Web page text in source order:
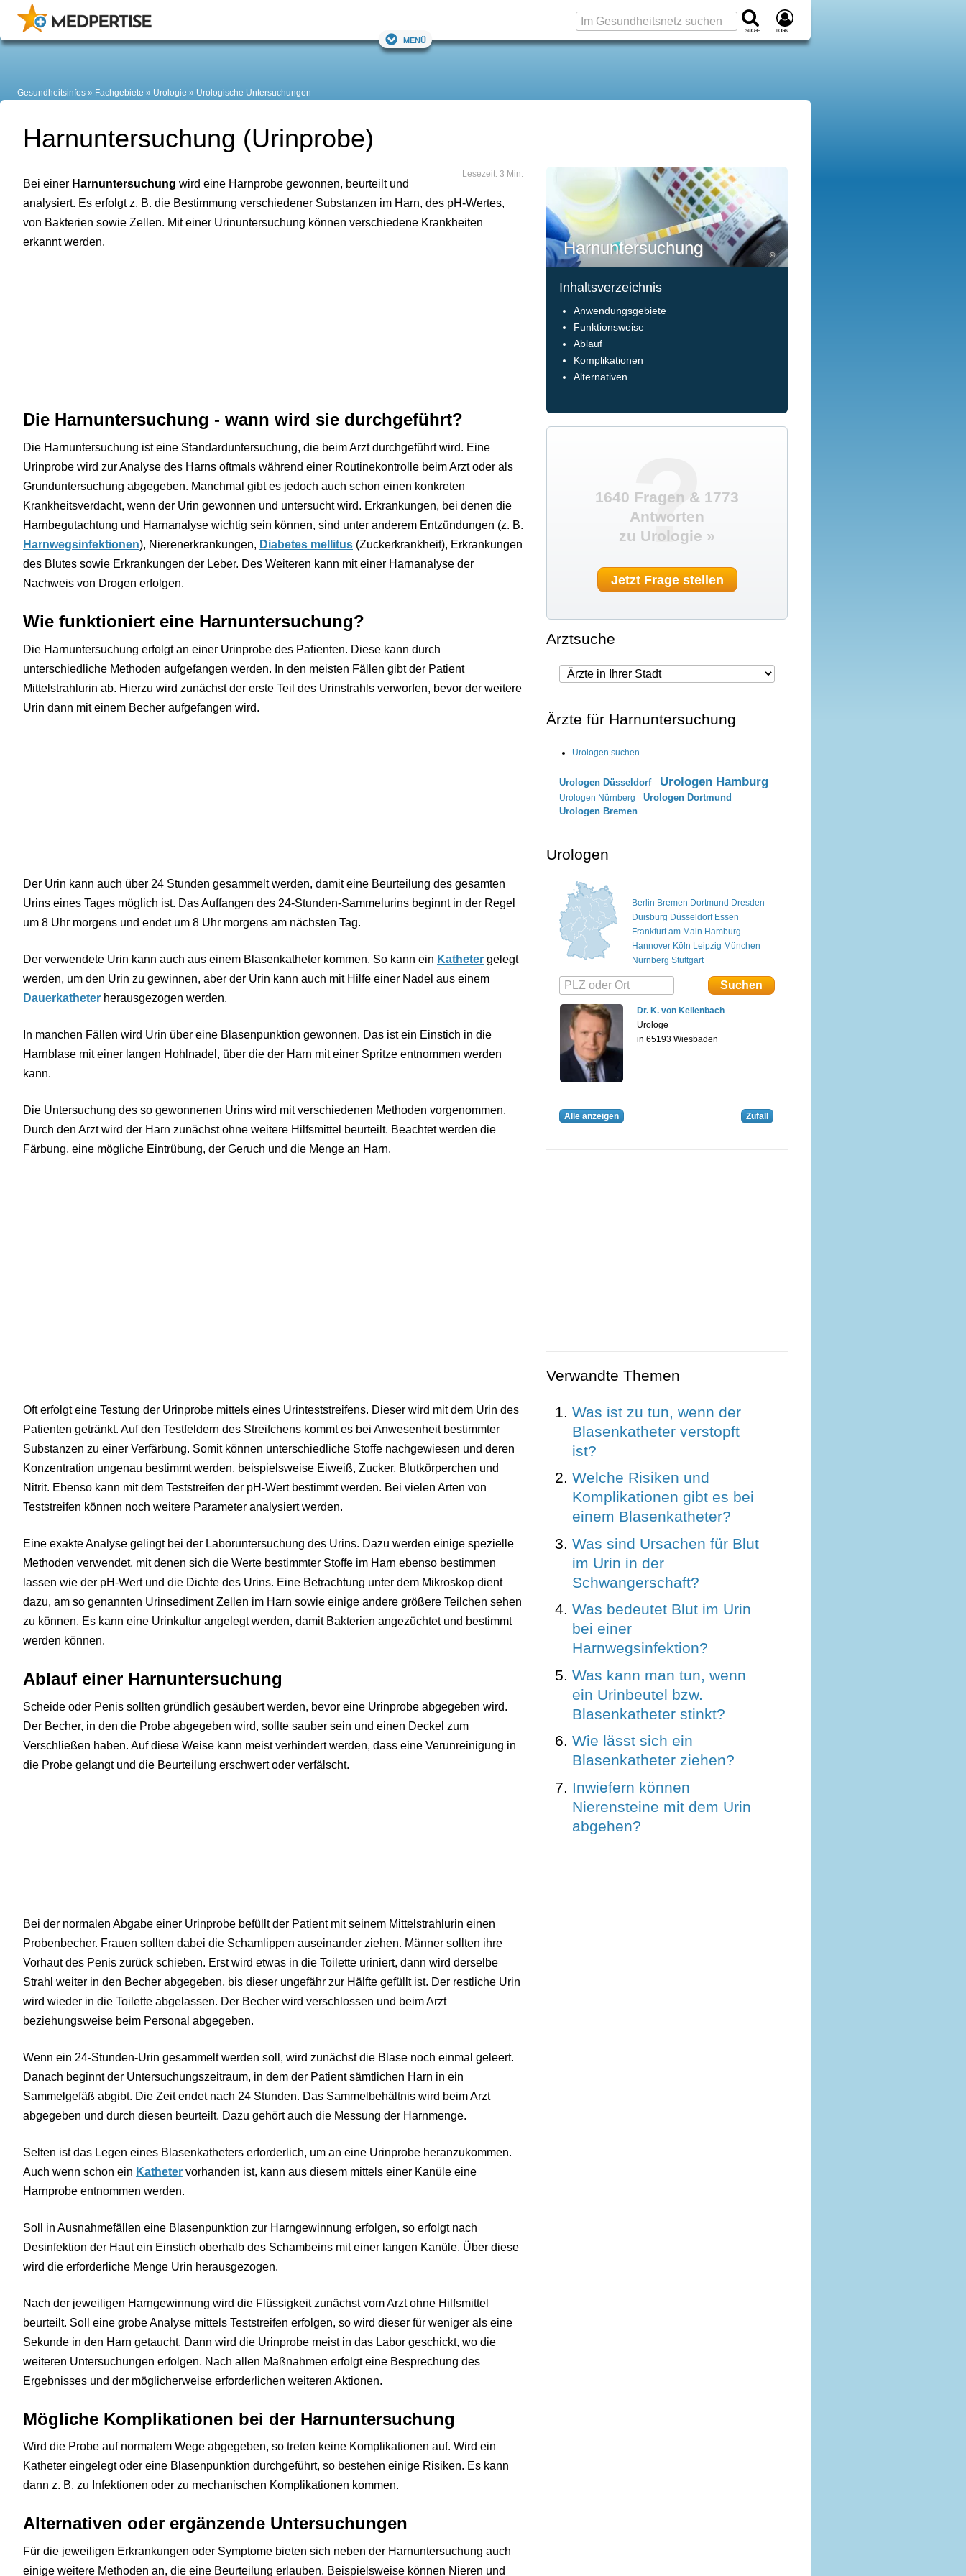
Suche Login
Menü
Gesundheitsinfos Fachgebiete Urologie Urologische Untersuchungen
Harnuntersuchung (Urinprobe)
Lesezeit: 3 Min.
Bei einer Harnuntersuchung wird eine Harnprobe gewonnen, beurteilt und
analysiert. Es erfolgt z. B. die Bestimmung verschiedener Substanzen im Harn, des pH-Wertes,
von Bakterien sowie Zellen. Mit einer Urinuntersuchung können verschiedene Krankheiten
erkannt werden.
Die Harnuntersuchung - wann wird sie durchgeführt?
Die Harnuntersuchung ist eine Standarduntersuchung, die beim Arzt durchgeführt wird. Eine
Urinprobe wird zur Analyse des Harns oftmals während einer Routinekontrolle beim Arzt oder als
Grunduntersuchung abgegeben. Manchmal gibt es jedoch auch schon einen konkreten
Krankheitsverdacht, wenn der Urin gewonnen und untersucht wird. Erkrankungen, bei denen die
Harnbegutachtung und Harnanalyse wichtig sein können, sind unter anderem Entzündungen (z. B.
Harnwegsinfektionen), Nierenerkrankungen, Diabetes mellitus (Zuckerkrankheit), Erkrankungen
des Blutes sowie Erkrankungen der Leber. Des Weiteren kann mit einer Harnanalyse der
Nachweis von Drogen erfolgen.
Wie funktioniert eine Harnuntersuchung?
Die Harnuntersuchung erfolgt an einer Urinprobe des Patienten. Diese kann durch
unterschiedliche Methoden aufgefangen werden. In den meisten Fällen gibt der Patient
Mittelstrahlurin ab. Hierzu wird zunächst der erste Teil des Urinstrahls verworfen, bevor der weitere
Urin dann mit einem Becher aufgefangen wird.
Der Urin kann auch über 24 Stunden gesammelt werden, damit eine Beurteilung des gesamten
Urins eines Tages möglich ist. Das Auffangen des 24-Stunden-Sammelurins beginnt in der Regel
um 8 Uhr morgens und endet um 8 Uhr morgens am nächsten Tag.
Der verwendete Urin kann auch aus einem Blasenkatheter kommen. So kann ein Katheter gelegt
werden, um den Urin zu gewinnen, aber der Urin kann auch mit Hilfe einer Nadel aus einem
Dauerkatheter herausgezogen werden.
In manchen Fällen wird Urin über eine Blasenpunktion gewonnen. Das ist ein Einstich in die
Harnblase mit einer langen Hohlnadel, über die der Harn mit einer Spritze entnommen werden
kann.
Die Untersuchung des so gewonnenen Urins wird mit verschiedenen Methoden vorgenommen.
Durch den Arzt wird der Harn zunächst ohne weitere Hilfsmittel beurteilt. Beachtet werden die
Färbung, eine mögliche Eintrübung, der Geruch und die Menge an Harn.
Oft erfolgt eine Testung der Urinprobe mittels eines Urinteststreifens. Dieser wird mit dem Urin des
Patienten getränkt. Auf den Testfeldern des Streifchens kommt es bei Anwesenheit bestimmter
Substanzen zu einer Verfärbung. Somit können unterschiedliche Stoffe nachgewiesen und deren
Konzentration ungenau bestimmt werden, beispielsweise Eiweiß, Zucker, Blutkörperchen und
Nitrit. Ebenso kann mit dem Teststreifen der pH-Wert bestimmt werden. Bei vielen Arten von
Teststreifen können noch weitere Parameter analysiert werden.
Eine exakte Analyse gelingt bei der Laboruntersuchung des Urins. Dazu werden einige spezielle
Methoden verwendet, mit denen sich die Werte bestimmter Stoffe im Harn ebenso bestimmen
lassen wie der pH-Wert und die Dichte des Urins. Eine Betrachtung unter dem Mikroskop dient
dazu, am so genannten Urinsediment Zellen im Harn sowie einige andere größere Teilchen sehen
zu können. Es kann eine Urinkultur angelegt werden, damit Bakterien angezüchtet und bestimmt
werden können.
Ablauf einer Harnuntersuchung
Scheide oder Penis sollten gründlich gesäubert werden, bevor eine Urinprobe abgegeben wird.
Der Becher, in den die Probe abgegeben wird, sollte sauber sein und einen Deckel zum
Verschließen haben. Auf diese Weise kann meist verhindert werden, dass eine Verunreinigung in
die Probe gelangt und die Beurteilung erschwert oder verfälscht.
Bei der normalen Abgabe einer Urinprobe befüllt der Patient mit seinem Mittelstrahlurin einen
Probenbecher. Frauen sollten dabei die Schamlippen auseinander ziehen. Männer sollten ihre
Vorhaut des Penis zurück schieben. Erst wird etwas in die Toilette uriniert, dann wird derselbe
Strahl weiter in den Becher abgegeben, bis dieser ungefähr zur Hälfte gefüllt ist. Der restliche Urin
wird wieder in die Toilette abgelassen. Der Becher wird verschlossen und beim Arzt
beziehungsweise beim Personal abgegeben.
Wenn ein 24-Stunden-Urin gesammelt werden soll, wird zunächst die Blase noch einmal geleert.
Danach beginnt der Untersuchungszeitraum, in dem der Patient sämtlichen Harn in ein
Sammelgefäß abgibt. Die Zeit endet nach 24 Stunden. Das Sammelbehältnis wird beim Arzt
abgegeben und durch diesen beurteilt. Dazu gehört auch die Messung der Harnmenge.
Selten ist das Legen eines Blasenkatheters erforderlich, um an eine Urinprobe heranzukommen.
Auch wenn schon ein Katheter vorhanden ist, kann aus diesem mittels einer Kanüle eine
Harnprobe entnommen werden.
Soll in Ausnahmefällen eine Blasenpunktion zur Harngewinnung erfolgen, so erfolgt nach
Desinfektion der Haut ein Einstich oberhalb des Schambeins mit einer langen Kanüle. Über diese
wird die erforderliche Menge Urin herausgezogen.
Nach der jeweiligen Harngewinnung wird die Flüssigkeit zunächst vom Arzt ohne Hilfsmittel
beurteilt. Soll eine grobe Analyse mittels Teststreifen erfolgen, so wird dieser für weniger als eine
Sekunde in den Harn getaucht. Dann wird die Urinprobe meist in das Labor geschickt, wo die
weiteren Untersuchungen erfolgen. Nach allen Maßnahmen erfolgt eine Besprechung des
Ergebnisses und der möglicherweise erforderlichen weiteren Aktionen.
Mögliche Komplikationen bei der Harnuntersuchung
Wird die Probe auf normalem Wege abgegeben, so treten keine Komplikationen auf. Wird ein
Katheter eingelegt oder eine Blasenpunktion durchgeführt, so bestehen einige Risiken. Es kann
dann z. B. zu Infektionen oder zu mechanischen Komplikationen kommen.
Alternativen oder ergänzende Untersuchungen
Für die jeweiligen Erkrankungen oder Symptome bieten sich neben der Harnuntersuchung auch
einige weitere Methoden an, die eine Beurteilung erlauben. Beispielsweise können Nieren und
Harnuntersuchung ©
Inhaltsverzeichnis
Anwendungsgebiete
Funktionsweise
Ablauf
Komplikationen
Alternativen
?
1640 Fragen & 1773
Antworten
zu Urologie »
Jetzt Frage stellen
Arztsuche
Ärzte für Harnuntersuchung
Urologen suchen
Urologen Düsseldorf Urologen Hamburg
Urologen Nürnberg
Urologen Dortmund
Urologen Bremen
Urologen
Berlin Bremen Dortmund Dresden
Duisburg Düsseldorf Essen
Frankfurt am Main Hamburg
Hannover Köln Leipzig München
Nürnberg Stuttgart
Dr. K. von Kellenbach
Urologe
in 65193 Wiesbaden
Alle anzeigen Zufall
Verwandte Themen
Was ist zu tun, wenn der
Blasenkatheter verstopft
ist?
Welche Risiken und
Komplikationen gibt es bei
einem Blasenkatheter?
Was sind Ursachen für Blut
im Urin in der
Schwangerschaft?
Was bedeutet Blut im Urin
bei einer
Harnwegsinfektion?
Was kann man tun, wenn
ein Urinbeutel bzw.
Blasenkatheter stinkt?
Wie lässt sich ein
Blasenkatheter ziehen?
Inwiefern können
Nierensteine mit dem Urin
abgehen?